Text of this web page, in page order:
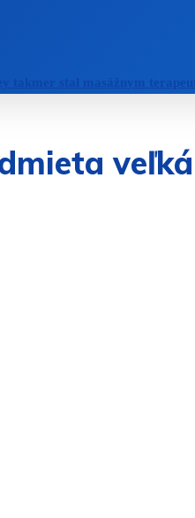
takmer stal masážnym